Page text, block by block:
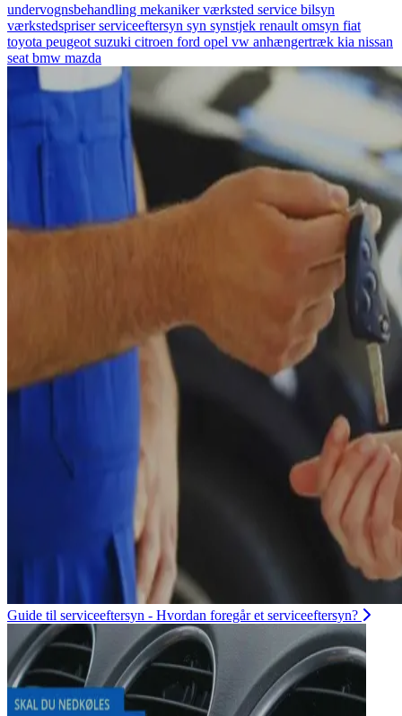
undervognsbehandling mekanikerværksted service bilsyn
værkstedspriserserviceeftersyn syn synstjek renault omsyn fiat
toyota peugeot suzuki citroen ford opel vw anhængertræk kia nissan
seat bmw mazda
Guide til serviceeftersyn - Hvordan foregår et serviceeftersyn?